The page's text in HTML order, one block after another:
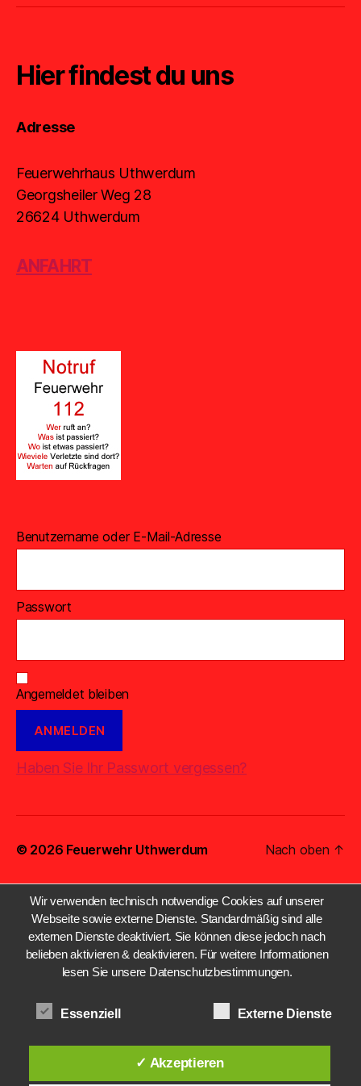
Hier findest du uns
Adresse
Feuerwehrhaus Uthwerdum
Georgsheiler Weg 28
26624 Uthwerdum
ANFAHRT
Benutzername oder E-Mail-Adresse
Passwort
Angemeldet bleiben
Haben Sie Ihr Passwort vergessen?
© 2026 Feuerwehr Uthwerdum Nach oben ↑
Wir verwenden technisch notwendige Cookies auf unserer
Webseite sowie externe Dienste. Standardmäßig sind alle
externen Dienste deaktiviert. Sie können diese jedoch nach
belieben aktivieren & deaktivieren. Für weitere Informationen
lesen Sie unsere Datenschutzbestimmungen.
Essenziell Externe Dienste
✓ Akzeptieren